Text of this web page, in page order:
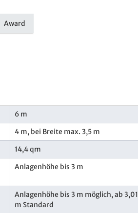
Award
6 m
4 m, bei Breite max. 3,5 m
14,4 qm
Anlagenhöhe bis 3 m
Anlagenhöhe bis 3 m möglich, ab 3,01
m Standard